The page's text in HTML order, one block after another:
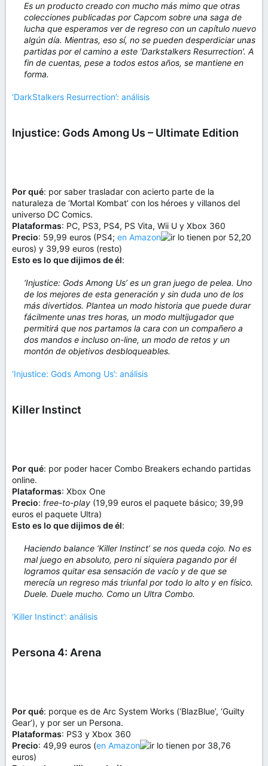
Es un producto creado con mucho más mimo que otras
colecciones publicadas por Capcom sobre una saga de
lucha que esperamos ver de regreso con un capítulo nuevo
algún día. Mientras, eso sí, no se pueden desperdiciar unas
partidas por el camino a este ‘Darkstalkers Resurrection’. A
fin de cuentas, pese a todos estos años, se mantiene en
forma.
‘DarkStalkers Resurrection’: análisis
Injustice: Gods Among Us – Ultimate Edition
Por qué: por saber trasladar con acierto parte de la
naturaleza de ‘Mortal Kombat’ con los héroes y villanos del
universo DC Comics.
Plataformas: PC, PS3, PS4, PS Vita, Wii U y Xbox 360
Precio: 59,99 euros (PS4; en Amazon
lo tienen por 52,20
euros) y 39,99 euros (resto)
Esto es lo que dijimos de él:
‘Injustice: Gods Among Us’ es un gran juego de pelea. Uno
de los mejores de esta generación y sin duda uno de los
más divertidos. Plantea un modo historia que puede durar
fácilmente unas tres horas, un modo multijugador que
permitirá que nos partamos la cara con un compañero a
dos mandos e incluso on-line, un modo de retos y un
montón de objetivos desbloqueables.
‘Injustice: Gods Among Us’: análisis
Killer Instinct
Por qué: por poder hacer Combo Breakers echando partidas
online.
Plataformas: Xbox One
Precio: free-to-play (19,99 euros el paquete básico; 39,99
euros el paquete Ultra)
Esto es lo que dijimos de él:
Haciendo balance ‘Killer Instinct’ se nos queda cojo. No es
mal juego en absoluto, pero ni siquiera pagando por él
logramos quitar esa sensación de vacío y de que se
merecía un regreso más triunfal por todo lo alto y en físico.
Duele. Duele mucho. Como un Ultra Combo.
‘Killer Instinct’: análisis
Persona 4: Arena
Por qué: porque es de Arc System Works (‘BlazBlue’, ‘Guilty
Gear’), y por ser un Persona.
Plataformas: PS3 y Xbox 360
Precio: 49,99 euros (en Amazon
lo tienen por 38,76
euros)